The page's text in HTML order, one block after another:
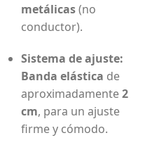
metálicas(no
conductor).
Sistema de ajuste:
Banda elástica de
aproximadamente2
cm, para un ajuste
firme y cómodo.